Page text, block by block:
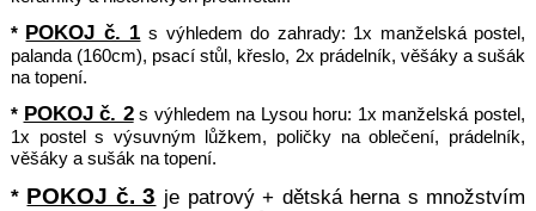
* POKOJ č. 1 s výhledem do zahrady: 1x manželská postel,
palanda (160cm), psací stůl, křeslo, 2x prádelník, věšáky a sušák
na topení.
* POKOJ č. 2s výhledem na Lysou horu: 1x manželská postel,
1x postel s výsuvným lůžkem, poličky na oblečení, prádelník,
věšáky a sušák na topení.
* POKOJ č. 3 je patrový + dětská herna s množstvím